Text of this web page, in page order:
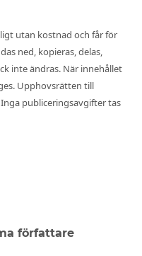
utan kostnad och får för
ned, kopieras, delas,
inte ändras. När innehållet
Upphovsrätten till
publiceringsavgifter tas
författare